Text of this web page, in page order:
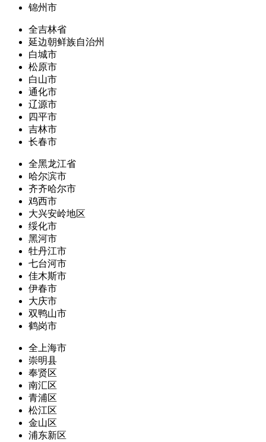
锦州市
全吉林省
延边朝鲜族自治州
白城市
松原市
白山市
通化市
辽源市
四平市
吉林市
长春市
全黑龙江省
哈尔滨市
齐齐哈尔市
鸡西市
大兴安岭地区
绥化市
黑河市
牡丹江市
七台河市
佳木斯市
伊春市
大庆市
双鸭山市
鹤岗市
全上海市
崇明县
奉贤区
南汇区
青浦区
松江区
金山区
浦东新区